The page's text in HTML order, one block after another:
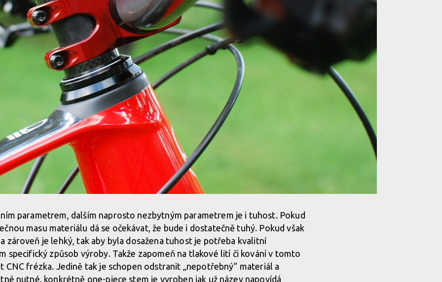
parametrem, dalším naprosto nezbytným parametrem je i tuhost. Pokud
masu materiálu dá se očekávat, že bude i dostatečně tuhý. Pokud však
zároveň je lehký, tak aby byla dosažena tuhost je potřeba kvalitní
specifický způsob výroby. Takže zapomeň na tlakové lití či kování v tomto
CNC frézka. Jedině tak je schopen odstranit „nepotřebný“ materiál a
nutné. konkrétně one-piece stem je vyroben jak už název napovídá